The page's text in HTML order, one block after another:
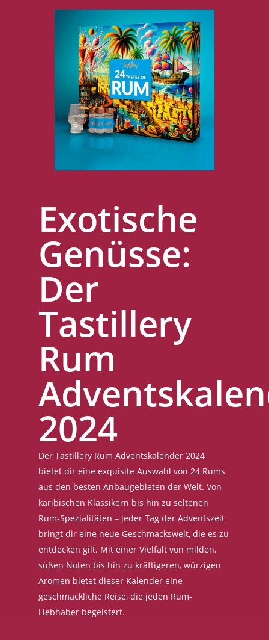
Exotische
Genüsse:
Der
Tastillery
Rum
2024
Der Tastillery Rum Adventskalender 2024
bietet dir eine exquisite Auswahl von 24 Rums
aus den besten Anbaugebieten der Welt. Von
karibischen Klassikern bis hin zu seltenen
Rum-Spezialitäten – jeder Tag der Adventszeit
bringt dir eine neue Geschmackswelt, die es zu
entdecken gilt. Mit einer Vielfalt von milden,
süßen Noten bis hin zu kräftigeren, würzigen
Aromen bietet dieser Kalender eine
geschmackliche Reise, die jeden Rum-
Liebhaber begeistert.